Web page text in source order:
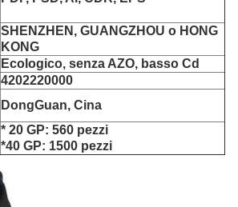
SHENZHEN, GUANGZHOU o HONG
KONG
Ecologico, senza AZO, basso Cd
4202220000
DongGuan, Cina
* 20 GP: 560 pezzi
*40 GP: 1500 pezzi